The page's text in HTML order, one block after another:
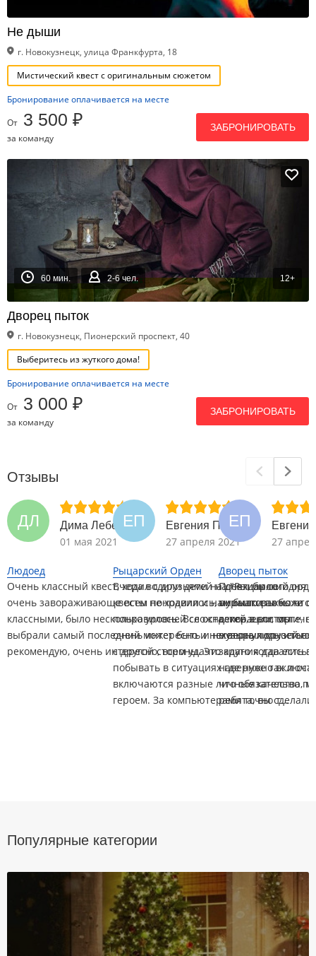
Не дыши
г. Новокузнецк, улица Франкфурта, 18
Мистический квест с оригинальным сюжетом
Бронирование оплачивается на месте
От 3 500 ₽
за команду
ЗАБРОНИРОВАТЬ
60 мин. 2-6 чел. 12+
Дворец пыток
г. Новокузнецк, Пионерский проспект, 40
Выберитесь из жуткого дома!
Бронирование оплачивается на месте
От 3 000 ₽
за команду
ЗАБРОНИРОВАТЬ
Отзывы
ДЛ Дима Лебедев
01 мая 2021
Людоед
Очень классный квест, ходил с друзьями на днях, было
очень завораживающе всем понравилось, аниматоры были
классными, было несколько уровней сложностей, если мы
выбрали самый последний может быть и не вернулись, итог:
рекомендую, очень интересно, всем удачи.
ЕП Евгения Павлова
27 апреля 2021
Рыцарский Орден
Вчера водили детей на "Рыцарский
квесты не ходили и нам было важно
понравилось. Все остались в восторге,
очень интересно и некоторых друзей
с другой стороны. Это круто когда есть
побывать в ситуациях где нужно
включаются разные личные качества,
героем. За компьютерами точно т...
ЕП
27
Дворец пыток
Посетили сегодня
мурашки по коже
декорации,
музыка полностью
задания давались
наверное так и
что обязательно
ребята, вы
Популярные категории